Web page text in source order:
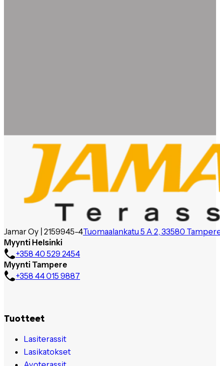
Jamar Oy | 2159945-4Tuomaalankatu 5 A 2, 33580
Myynti Helsinki
+358 40 529 2454
Myynti Tampere
+358 44 015 9887
Tuotteet
Lasiterassit
Lasikatokset